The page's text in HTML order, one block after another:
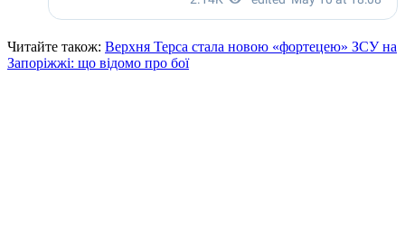
Читайте також: Верхня Терса стала новою «фортецею» ЗСУ на
Запоріжжі: що відомо про бої